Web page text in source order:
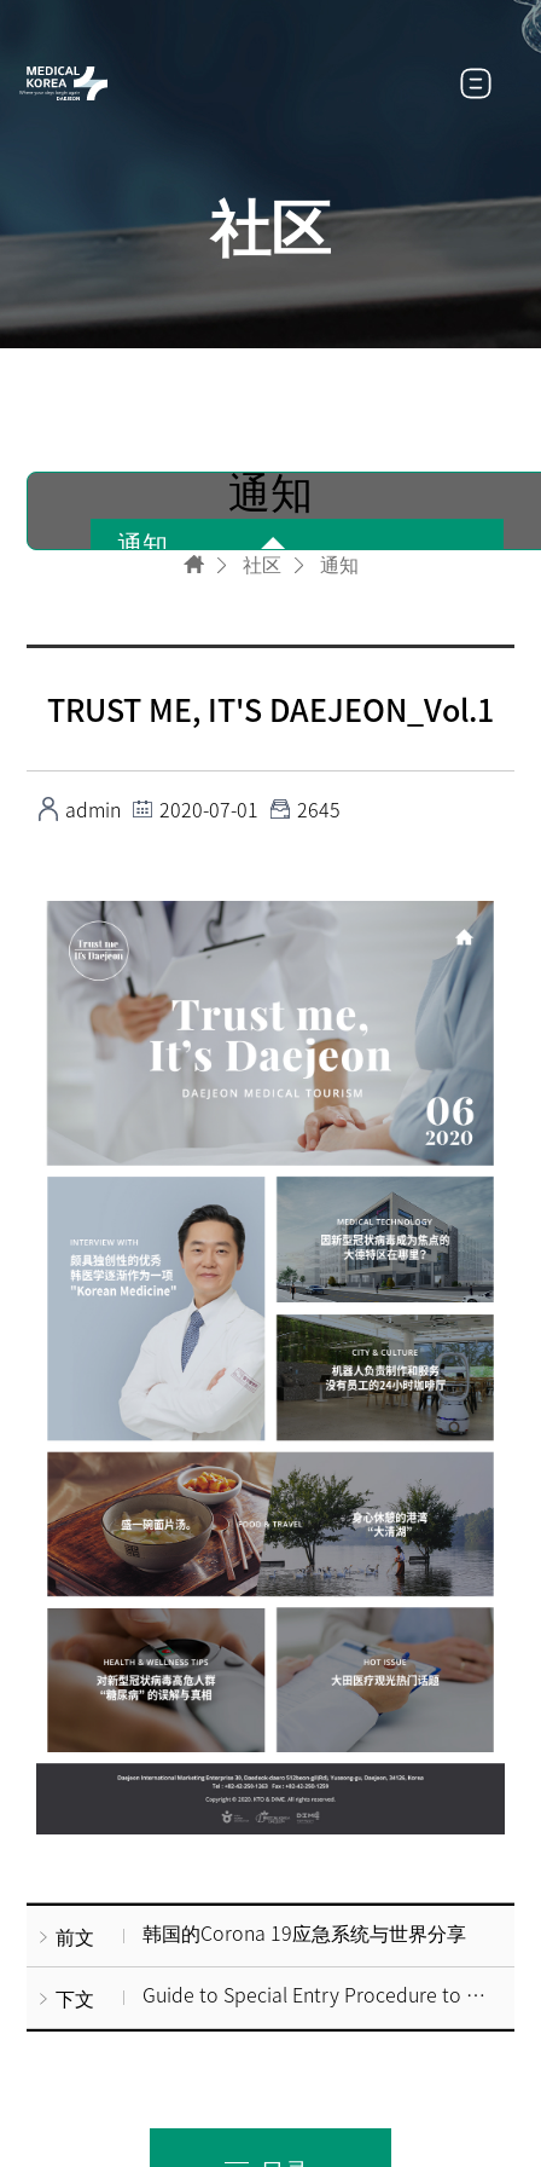
社区
通知
资料室
FAQ
通知
社区 通知
TRUST ME, IT'S DAEJEON_Vol.1
admin 2020-07-01 2645
前文 韩国的Corona 19应急系统与世界分享
下文 Guide to Special Entry Procedure to Korea for International Patient